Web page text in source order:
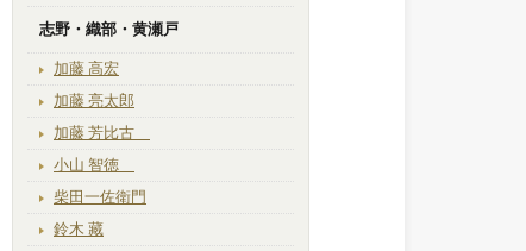
志野・織部・黄瀬戸
加藤 高宏
加藤 亮太郎
加藤 芳比古
小山 智徳
柴田一佐衛門
鈴木 藏